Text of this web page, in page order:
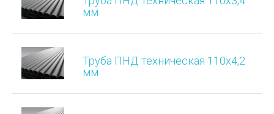
мм
Труба ПНД техническая 110х4,2
мм